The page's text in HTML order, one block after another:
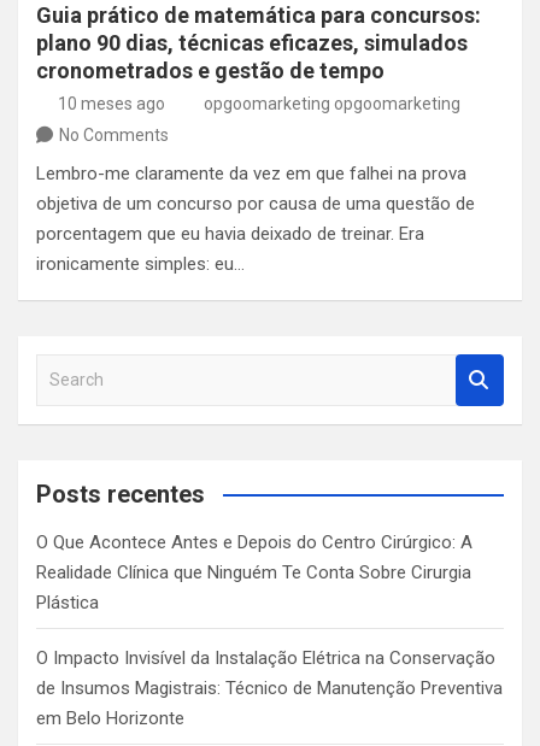
Guia prático de matemática para concursos:
plano 90 dias, técnicas eficazes, simulados
cronometrados e gestão de tempo
10 meses ago
opgoomarketing opgoomarketing
No Comments
Lembro-me claramente da vez em que falhei na prova
objetiva de um concurso por causa de uma questão de
porcentagem que eu havia deixado de treinar. Era
ironicamente simples: eu…
a
c
Posts recentes
O Que Acontece Antes e Depois do Centro Cirúrgico: A
Realidade Clínica que Ninguém Te Conta Sobre Cirurgia
Plástica
O Impacto Invisível da Instalação Elétrica na Conservação
de Insumos Magistrais: Técnico de Manutenção Preventiva
em Belo Horizonte